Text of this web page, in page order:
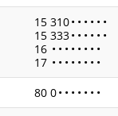
15 310• • • • • •
15 333• • • • • •
16 • • • • • • • •
17 • • • • • • • •
80 0• • • • • • •